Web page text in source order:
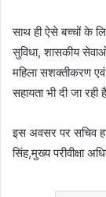
साथ ही ऐसे बच्चों के
सुविधा, शासकीय
महिला सशक्तीकरण
सहायता भी दी जा रही
इस अवसर पर सचिव
सिंह,मुख्य परीवीक्षा